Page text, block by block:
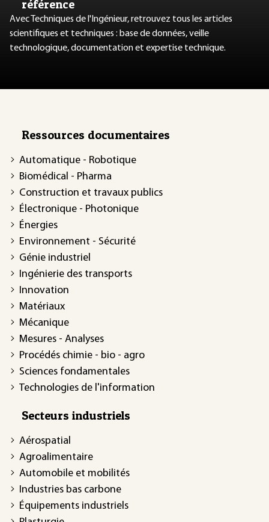
référence
Avec Techniques de l'Ingénieur, retrouvez tous les articles
scientifiques et techniques : base de données, veille
technologique, documentation et expertise technique.
Ressources documentaires
Automatique - Robotique
Biomédical - Pharma
Construction et travaux publics
Électronique - Photonique
Énergies
Environnement - Sécurité
Génie industriel
Ingénierie des transports
Innovation
Matériaux
Mécanique
Mesures - Analyses
Procédés chimie - bio - agro
Sciences fondamentales
Technologies de l'information
Secteurs industriels
Aérospatial
Agroalimentaire
Automobile et mobilités
Industries bas carbone
Équipements industriels